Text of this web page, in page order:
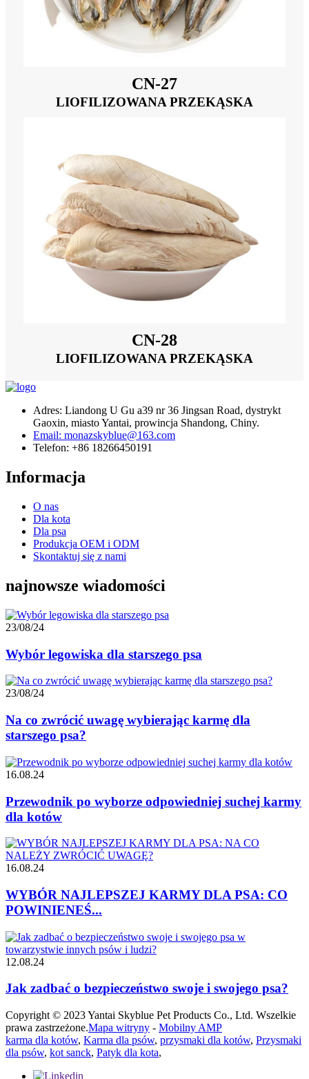
CN-27
LIOFILIZOWANA PRZEKĄSKA
CN-28
LIOFILIZOWANA PRZEKĄSKA
Adres: Liandong U Gu a39 nr 36 Jingsan Road, dystrykt
Gaoxin, miasto Yantai, prowincja Shandong, Chiny.
Email: monazskyblue@163.com
Telefon: +86 18266450191
Informacja
O nas
Dla kota
Dla psa
Produkcja OEM i ODM
Skontaktuj się z nami
najnowsze wiadomości
23/08/24
Wybór legowiska dla starszego psa
23/08/24
Na co zwrócić uwagę wybierając karmę dla
starszego psa?
16.08.24
Przewodnik po wyborze odpowiedniej suchej karmy
dla kotów
16.08.24
WYBÓR NAJLEPSZEJ KARMY DLA PSA: CO
POWINIENEŚ...
12.08.24
Jak zadbać o bezpieczeństwo swoje i swojego psa?
Copyright © 2023 Yantai Skyblue Pet Products Co., Ltd. Wszelkie
prawa zastrzeżone.Mapa witryny - Mobilny AMP
karma dla kotów, Karma dla psów, przysmaki dla kotów, Przysmaki
dla psów, kot sanck, Patyk dla kota,